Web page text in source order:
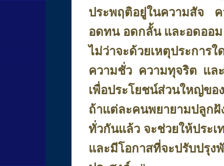
ประพฤติอยู่ในความสัจ
อดทน อดกลั้น และอดออ
ไม่ว่าจะด้วยเหตุประกา
ความชั่ว ความทุจริต แล
เพื่อประโยชน์ส่วนใหญ่ข
ถ้าแต่ละคนพยายามปลูกฝั
ทั่วกันแล้ว จะช่วยให้ประเ
และมีโอกาสที่จะปรับปรุ